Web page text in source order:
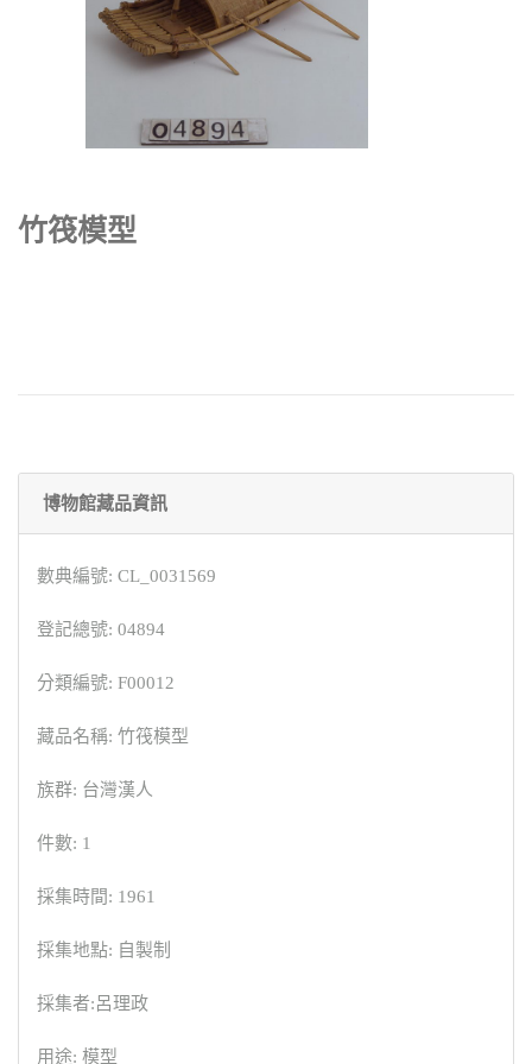
竹筏模型
博物館藏品資訊
數典編號: CL_0031569
登記總號: 04894
分類編號: F00012
藏品名稱: 竹筏模型
族群: 台灣漢人
件數: 1
採集時間: 1961
採集地點: 自製制
採集者:呂理政
用途: 模型